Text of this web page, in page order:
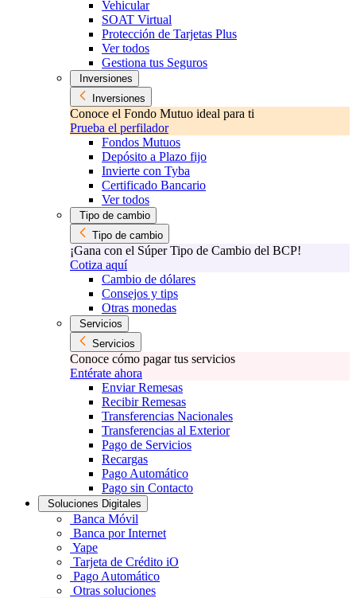
Vehicular
SOAT Virtual
Protección de Tarjetas Plus
Ver todos
Gestiona tus Seguros
Inversiones
Inversiones
Conoce el Fondo Mutuo ideal para ti
Prueba el perfilador
Fondos Mutuos
Depósito a Plazo fijo
Invierte con Tyba
Certificado Bancario
Ver todos
Tipo de cambio
Tipo de cambio
¡Gana con el Súper Tipo de Cambio del BCP!
Cotiza aquí
Cambio de dólares
Consejos y tips
Otras monedas
Servicios
Servicios
Conoce cómo pagar tus servicios
Entérate ahora
Enviar Remesas
Recibir Remesas
Transferencias Nacionales
Transferencias al Exterior
Pago de Servicios
Recargas
Pago Automático
Pago sin Contacto
Soluciones Digitales
Banca Móvil
Banca por Internet
Yape
Tarjeta de Crédito iO
Pago Automático
Otras soluciones